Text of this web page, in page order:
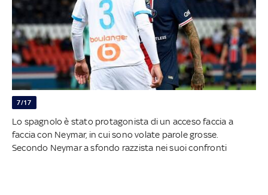
7/17
Lo spagnolo è stato protagonista di un acceso faccia a
faccia con Neymar, in cui sono volate parole grosse.
Secondo Neymar a sfondo razzista nei suoi confronti